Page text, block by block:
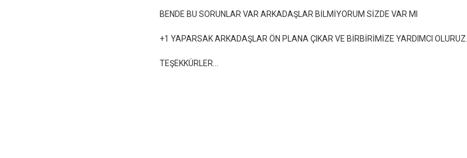
BENDE BU SORUNLAR VAR ARKADAŞLAR BİLMİYORUM SİZDE VAR MI
+1 YAPARSAK ARKADAŞLAR ÖN PLANA ÇIKAR VE BİRBİRİMİZE YARDIMCI OLURUZ...
TEŞEKKÜRLER...